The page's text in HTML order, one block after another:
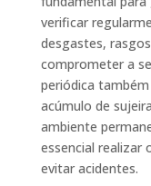
verificar
desgastes,
comprometer a
periódica
acúmulo de
ambiente
essencial realizar
evitar acidentes.